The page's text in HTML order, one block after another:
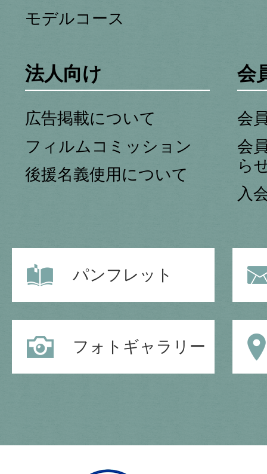
モデルコース
法人向け
広告掲載について
フィルムコミッション
後援名義使用について
会
会
会
ら
入
パンフレット
フォトギャラリー